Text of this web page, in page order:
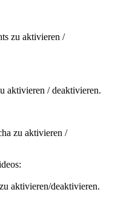
zu aktivieren /
aktivieren / deaktivieren.
zu aktivieren /
aktivieren/deaktivieren.